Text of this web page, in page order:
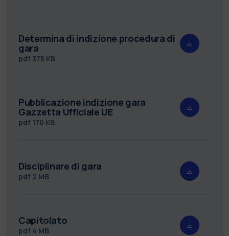
Determina di indizione procedura di
gara
pdf 375 KB
Pubblicazione indizione gara
Gazzetta Ufficiale UE
pdf 170 KB
Disciplinare di gara
pdf 2 MB
Capitolato
pdf 4 MB